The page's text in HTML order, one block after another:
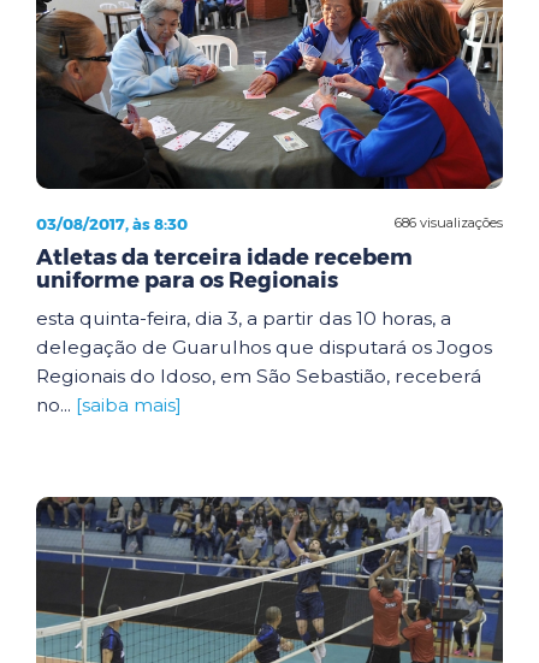
686 visualizações
03/08/2017, às 8:30
Atletas da terceira idade recebem
uniforme para os Regionais
esta quinta-feira, dia 3, a partir das 10 horas, a
delegação de Guarulhos que disputará os Jogos
Regionais do Idoso, em São Sebastião, receberá
no... [saiba mais]